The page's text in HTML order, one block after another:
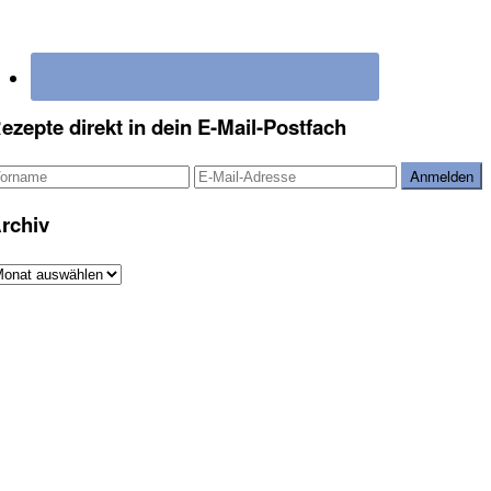
direkt in dein E-Mail-Postfach